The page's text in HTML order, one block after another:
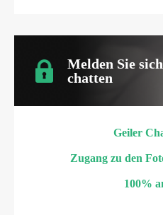
Melden Sie
chatten
Geiler
Zugang zu den
100%